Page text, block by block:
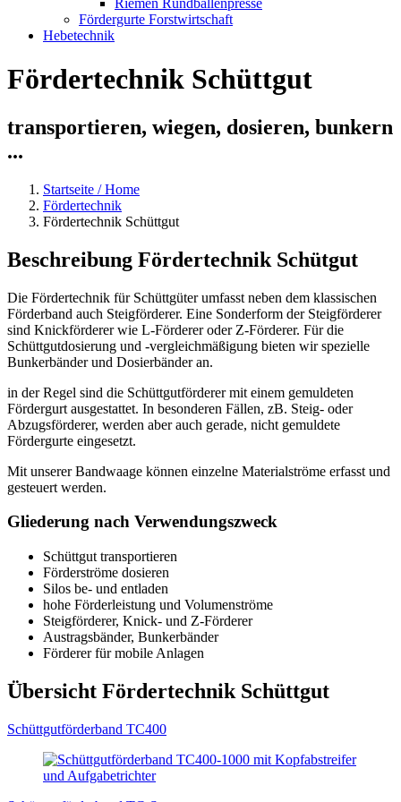
Riemen Rundballenpresse
Fördergurte Forstwirtschaft
Hebetechnik
Fördertechnik Schüttgut
transportieren, wiegen, dosieren, bunkern
...
Startseite / Home
Fördertechnik
Fördertechnik Schüttgut
Beschreibung Fördertechnik Schütgut
Die Fördertechnik für Schüttgüter umfasst neben dem klassischen
Förderband auch Steigförderer. Eine Sonderform der Steigförderer
sind Knickförderer wie L-Förderer oder Z-Förderer. Für die
Schüttgutdosierung und -vergleichmäßigung bieten wir spezielle
Bunkerbänder und Dosierbänder an.
in der Regel sind die Schüttgutförderer mit einem gemuldeten
Fördergurt ausgestattet. In besonderen Fällen, zB. Steig- oder
Abzugsförderer, werden aber auch gerade, nicht gemuldete
Fördergurte eingesetzt.
Mit unserer Bandwaage können einzelne Materialströme erfasst und
gesteuert werden.
Gliederung nach Verwendungszweck
Schüttgut transportieren
Förderströme dosieren
Silos be- und entladen
hohe Förderleistung und Volumenströme
Steigförderer, Knick- und Z-Förderer
Austragsbänder, Bunkerbänder
Förderer für mobile Anlagen
Übersicht Fördertechnik Schüttgut
Schüttgutförderband TC400